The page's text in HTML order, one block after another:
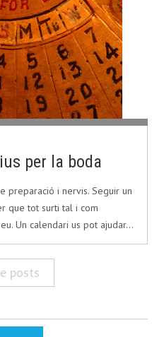
per la boda
preparació i nervis. Seguir un
que tot surti tal i com
Un calendari us pot ajudar…
posts